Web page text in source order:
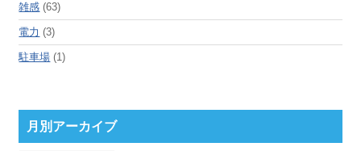
雑感 (63)
電力 (3)
駐車場 (1)
月別アーカイブ